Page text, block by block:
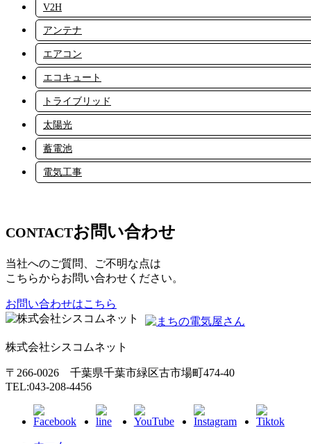
V2H
アンテナ
エアコン
エコキュート
トライブリッド
太陽光
蓄電池
電気工事
CONTACTお問い合わせ
当社へのご質問、ご不明な点は
こちらからお問い合わせください。
お問い合わせはこちら
株式会社シスコムネット
〒266-0026 千葉県千葉市緑区古市場町474-40
TEL:043-208-4456